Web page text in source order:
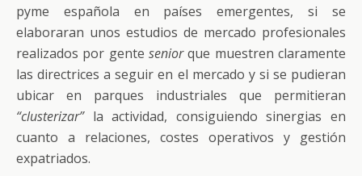
pyme española en países emergentes, si se
elaboraran unos estudios de mercado profesionales
realizados por gente seniorque muestren claramente
las directrices a seguir en el mercado y si se pudieran
ubicar en parques industriales que permitieran
“clusterizar”la actividad, consiguiendo sinergias en
cuanto a relaciones, costes operativos y gestión
expatriados.